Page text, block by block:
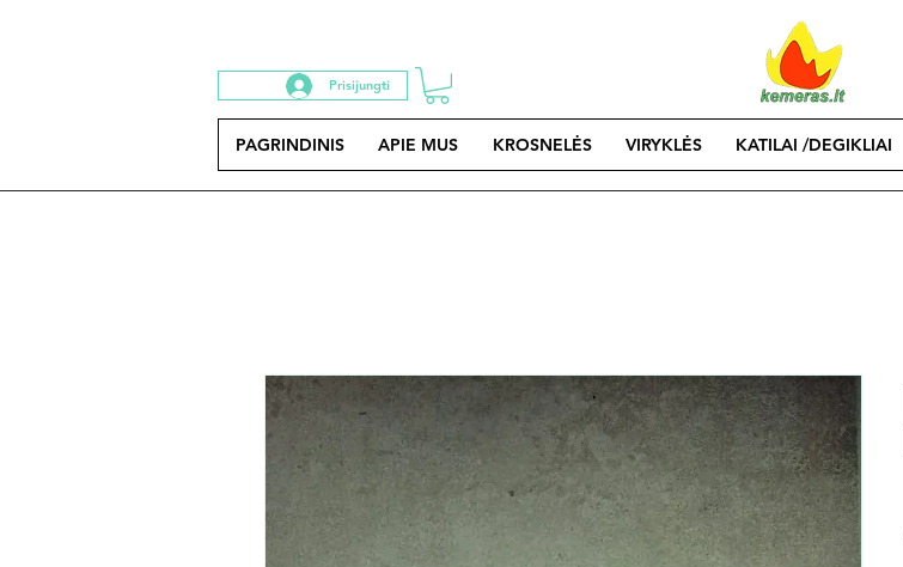
Prisijungti
PAGRINDINIS APIE MUS KROSNELĖS VIRYKLĖS KATILAI /DEGIKLIAI